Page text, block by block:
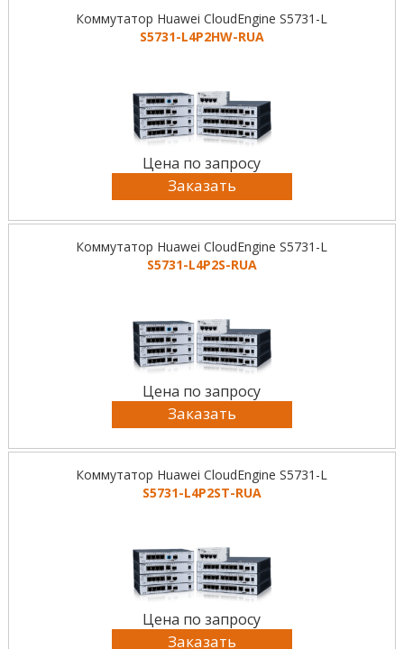
Коммутатор Huawei CloudEngine S5731-L
S5731-L4P2HW-RUA
Цена по запросу
Заказать
Коммутатор Huawei CloudEngine S5731-L
S5731-L4P2S-RUA
Цена по запросу
Заказать
Коммутатор Huawei CloudEngine S5731-L
S5731-L4P2ST-RUA
Цена по запросу
Заказать